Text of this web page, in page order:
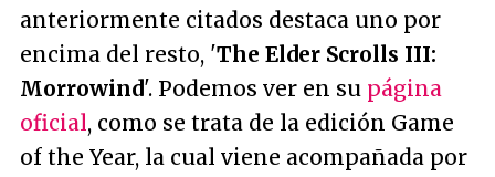
anteriormente citados destaca uno por
encima del resto, 'The Elder Scrolls III:
Morrowind'. Podemos ver en su página
oficial, como se trata de la edición Game
of the Year, la cual viene acompañada por